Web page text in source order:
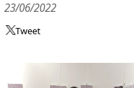
23/06/2022
Tweet